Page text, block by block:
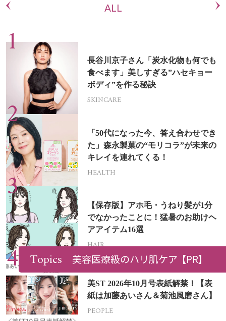
ALL
長谷川京子さん「炭水化物も何でも
食べます」美しすぎる”ハセキョー
ボディ”を作る秘訣
SKINCARE
「50代になった今、答え合わせでき
た」森永製菓の“モリコラ”が未来の
キレイを連れてくる！
HEALTH
【保存版】アホ毛・うねり髪が1分
でなかったことに！猛暑のお助けヘ
アアイテム16選
HAIR
美ST 2026年10月号表紙解禁！【表
紙は加藤あいさん＆菊池風磨さん】
PEOPLE
Topics 美容医療級のハリ肌ケア【PR】